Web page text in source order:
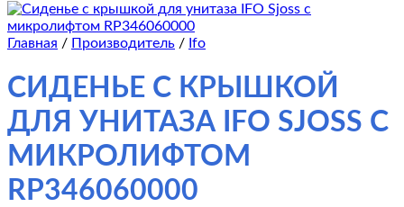
Главная / Производитель / Ifo
СИДЕНЬЕ С КРЫШКОЙ
ДЛЯ УНИТАЗА IFO SJOSS С
МИКРОЛИФТОМ
RP346060000